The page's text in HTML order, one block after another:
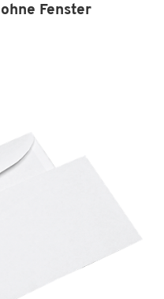
Fenster